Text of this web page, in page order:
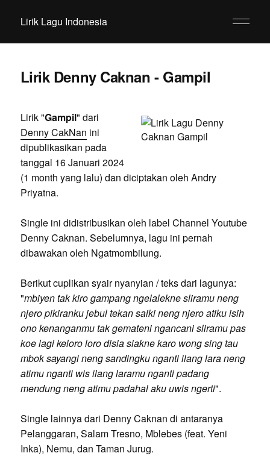
Lirik Lagu Indonesia
Lirik Denny Caknan - Gampil
Lirik "Gampil" dari
Denny CakNan ini
dipublikasikan pada
tanggal 16 Januari 2024
(1 month yang lalu) dan diciptakan oleh Andry
Priyatna.
Single ini didistribusikan oleh label Channel Youtube
Denny Caknan. Sebelumnya, lagu ini pernah
dibawakan oleh Ngatmombilung.
Berikut cuplikan syair nyanyian / teks dari lagunya:
"mbiyen tak kiro gampang ngelalekne sliramu neng
njero pikiranku jebul tekan saiki neng njero atiku isih
ono kenanganmu tak gemateni ngancani sliramu pas
koe lagi keloro loro disia siakne karo wong sing tau
mbok sayangi neng sandingku nganti ilang lara neng
atimu nganti wis ilang laramu nganti padang
mendung neng atimu padahal aku uwis ngerti".
Single lainnya dari Denny Caknan di antaranya
Pelanggaran, Salam Tresno, Mblebes (feat. Yeni
Inka), Nemu, dan Taman Jurug.